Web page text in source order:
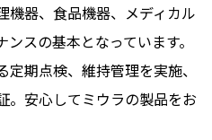
機器、食品機器、メディカル
スの基本となっています。
期点検、維持管理を実施、
。安心してミウラの製品をお